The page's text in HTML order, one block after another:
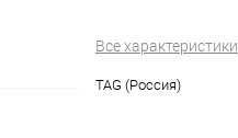
Все характеристики
TAG (Россия)